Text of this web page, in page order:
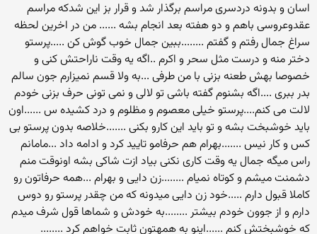
اسان و بدونه دردسری مراسم برگذار شد و قرار بز این شدکه مراسم
عقدوعروسی باهم و دو هفته بعد انجام بشه ...... من در اخرین لحظه
سراغ جمال رفتم و گفتم ........ببین جمال خوب گوش کن .....پرستو
دختر منه و درست مثل سحر و اکرم ..اگه یه وقت ناراحتش کنی و
خصوصا بهش طعنه بزنی با من طرفی ...به ولا قسم نمیزارم جون سالم
بدر ببری ....اگه بشنوم گفته باشی تو لالی و نمی تونی حرف بزنی خودم
لالت می کنم....پرستو خیلی معصوم و مظلوم و درد کشیده س ......اون
باید خوشبخت بشه و تو باید این کارو بکنی .......خلاصه بدون پرستو بی
کس و کار نیس .......بهرام هم حرفامو تایید کرد و ادامه داد ...مامانم
راس میگه جمال یه وقت کاری نکنی بیاد ازت شاکی بشه اونوقت منم
دشمنت میشم و کوتاه نمیام ........زن دایی و بهرام ...همه حرفاتون رو
کاملا قبول دارم .....خود زن دایی میدونه که من چقدر پرستو رو دوس
دارم و از جوون خودم بیشتر ........به خودش و شماها قول شرف میدم
که خوشبختش کنم ......اینو به همهتون ثابت خواهم کرد ........